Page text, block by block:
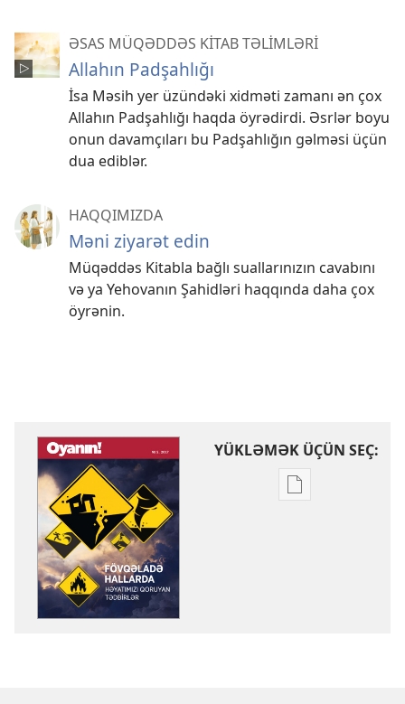
ƏSAS MÜQƏDDƏS KİTAB TƏLİMLƏRİ
Allahın Padşahlığı
İsa Məsih yer üzündəki xidməti zamanı ən çox
Allahın Padşahlığı haqda öyrədirdi. Əsrlər boyu
onun davamçıları bu Padşahlığın gəlməsi üçün
dua ediblər.
HAQQIMIZDA
Məni ziyarət edin
Müqəddəs Kitabla bağlı suallarınızın cavabını
və ya Yehovanın Şahidləri haqqında daha çox
öyrənin.
YÜKLƏMƏK ÜÇÜN SEÇ:
Nəşrləri